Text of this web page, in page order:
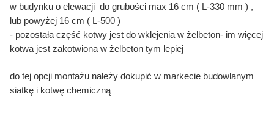
w budynku o elewacji do grubości max 16 cm ( L-330 mm ) ,
lub powyżej 16 cm ( L-500 )
- pozostała część kotwy jest do wklejenia w żelbeton- im więcej
kotwa jest zakotwiona w żelbeton tym lepiej
do tej opcji montażu należy dokupić w markecie budowlanym
siatkę i kotwę chemiczną